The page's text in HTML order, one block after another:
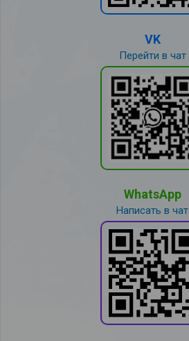
VK
Перейти в чат
WhatsApp
Написать в чат